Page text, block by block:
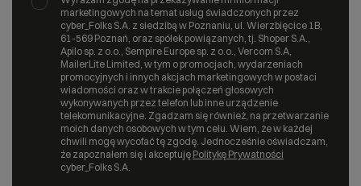
marketingowych na temat usług świadczonych przez
cyber_Folks S.A. z siedzibą w Poznaniu, ul. Wierzbięcice 1B,
61-569 Poznań, oraz spółek powiązanych, tj. Shoper S.A.,
Apilo sp. z o.o., Sempire Europe sp. z o.o., Vercom S.A,
MailerLite Limited, w tym o promocjach, wydarzeniach
promocyjnych i innych akcjach marketingowych w postaci
wiadomości oraz w trakcie połączeń głosowych
wykonywanych przez telefon lub inne urządzenie
telekomunikacyjne. Zgadzam się również, na przetwarzanie
moich danych osobowych w tym celu. Wiem, że w każdej
chwili mogę wycofać tę zgodę. Jednocześnie oświadczam,
że zapoznałem się i akceptuję Politykę Prywatności
cyber_Folks S.A.